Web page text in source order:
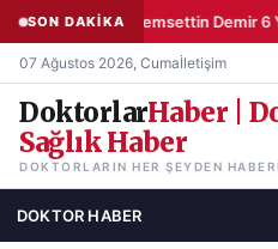
SON DAKİKA Şemsettin Demir 6
07 Ağustos 2026, Cumaİletişim
DoktorlarHaber |
Sağlık Haber
DOKTORLARIN HER ŞEYDEN
DOKTOR HABER